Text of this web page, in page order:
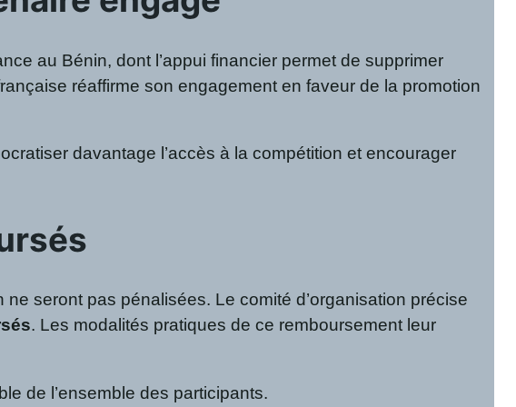
au Bénin, dont l’appui financier permet de supprimer
réaffirme son engagement en faveur de la promotion
davantage l’accès à la compétition et encourager
seront pas pénalisées. Le comité d’organisation précise
. Les modalités pratiques de ce remboursement leur
de l’ensemble des participants.